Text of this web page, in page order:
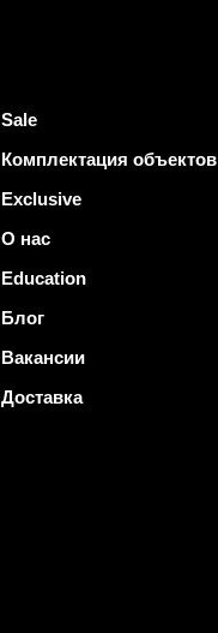
Sale
Комплектация объектов
Exclusive
О нас
Education
Блог
Вакансии
Доставка